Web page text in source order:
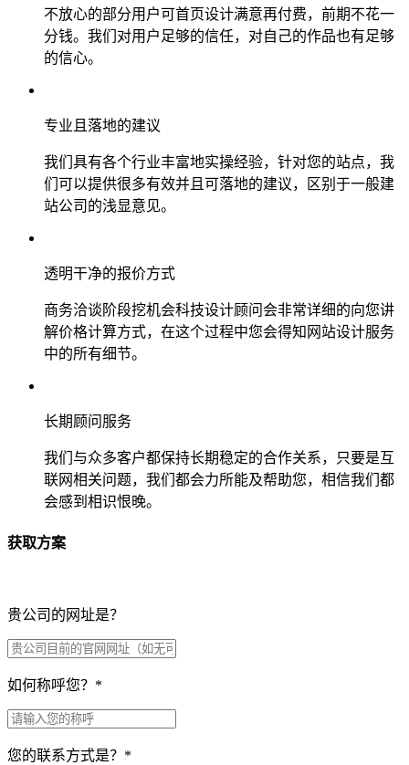
不放心的部分用户可首页设计满意再付费，前期不花一
分钱。我们对用户足够的信任，对自己的作品也有足够
的信心。
专业且落地的建议
我们具有各个行业丰富地实操经验，针对您的站点，我
们可以提供很多有效并且可落地的建议，区别于一般建
站公司的浅显意见。
透明干净的报价方式
商务洽谈阶段挖机会科技设计顾问会非常详细的向您讲
解价格计算方式，在这个过程中您会得知网站设计服务
中的所有细节。
长期顾问服务
我们与众多客户都保持长期稳定的合作关系，只要是互
联网相关问题，我们都会力所能及帮助您，相信我们都
会感到相识恨晚。
获取方案
贵公司的网址是？
如何称呼您？ *
您的联系方式是？ *